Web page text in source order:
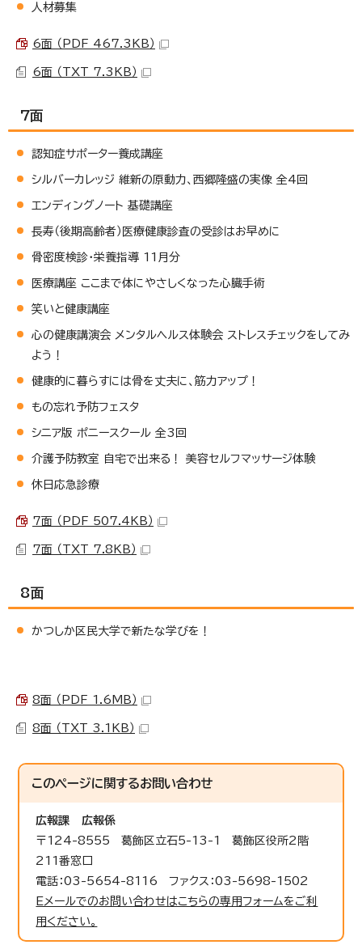
人材募集
6面 （PDF 467.3KB）
6面 （TXT 7.3KB）
7面
認知症サポーター養成講座
シルバーカレッジ 維新の原動力、西郷隆盛の実像 全4回
エンディングノート 基礎講座
長寿（後期高齢者）医療健康診査の受診はお早めに
骨密度検診・栄養指導 11月分
医療講座 ここまで体にやさしくなった心臓手術
笑いと健康講座
心の健康講演会 メンタルヘルス体験会 ストレスチェックをしてみ
よう！
健康的に暮らすには骨を丈夫に、筋力アップ！
もの忘れ予防フェスタ
シニア版 ポニースクール 全3回
介護予防教室 自宅で出来る！ 美容セルフマッサージ体験
休日応急診療
7面 （PDF 507.4KB）
7面 （TXT 7.8KB）
8面
かつしか区民大学で新たな学びを！
8面 （PDF 1.6MB）
8面 （TXT 3.1KB）
このページに関するお問い合わせ
広報課
広報係
〒124-8555 葛飾区立石5-13-1 葛飾区役所2階
211番窓口
電話：03-5654-8116 ファクス：03-5698-1502
Eメールでのお問い合わせはこちらの専用フォームをご利
用ください。